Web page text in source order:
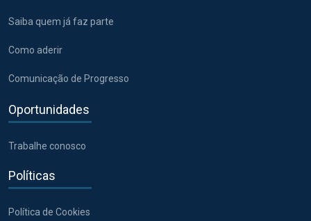
Saiba quem já faz parte
Como aderir
Comunicação de Progresso
Oportunidades
Trabalhe conosco
Políticas
Política de Cookies